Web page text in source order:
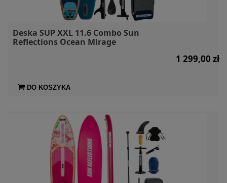
Deska SUP XXL 11.6 Combo Sun
Reflections Ocean Mirage
1 299,00 zł
DO KOSZYKA